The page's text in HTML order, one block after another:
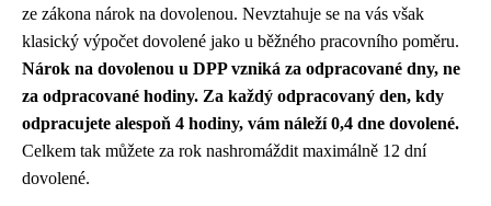
ze zákona nárok na dovolenou. Nevztahuje se na vás však
klasický výpočet dovolené jako u běžného pracovního poměru.
Nárok na dovolenou u DPP vzniká za odpracované dny, ne
za odpracované hodiny. Za každý odpracovaný den, kdy
odpracujete alespoň 4 hodiny, vám náleží 0,4 dne dovolené.
Celkem tak můžete za rok nashromáždit maximálně 12 dní
dovolené.